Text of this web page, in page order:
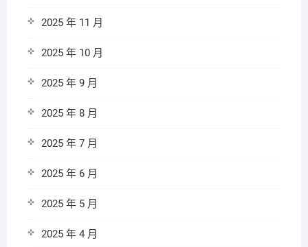
2025 年 11 月
2025 年 10 月
2025 年 9 月
2025 年 8 月
2025 年 7 月
2025 年 6 月
2025 年 5 月
2025 年 4 月